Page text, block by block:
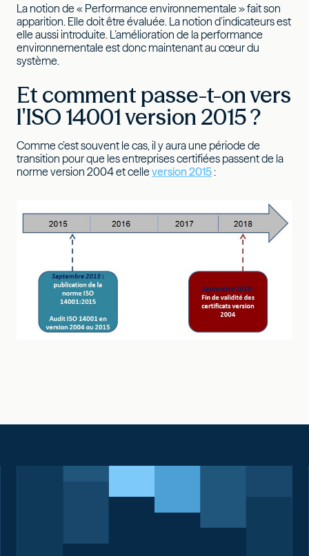
La notion de « Performance environnementale » fait son
apparition. Elle doit être évaluée. La notion d’indicateurs est
elle aussi introduite. L’amélioration de la performance
environnementale est donc maintenant au cœur du
système.
Et comment passe-t-on vers
l'ISO 14001 version 2015 ?
Comme c’est souvent le cas, il y aura une période de
transition pour que les entreprises certifiées passent de la
norme version 2004 et celle version 2015: